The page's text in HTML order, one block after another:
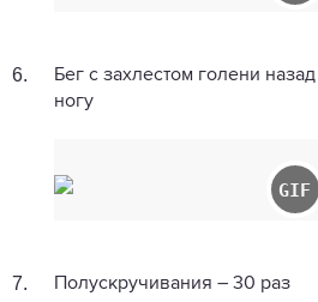
6.
Бег с захлестом голени
ногу
7. Полускручивания – 30 раз